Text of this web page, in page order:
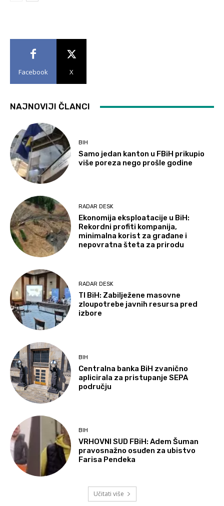
Facebook X
NAJNOVIJI ČLANCI
BIH
Samo jedan kanton u FBiH prikupio
više poreza nego prošle godine
RADAR DESK
Ekonomija eksploatacije u BiH:
Rekordni profiti kompanija,
minimalna korist za građane i
nepovratna šteta za prirodu
RADAR DESK
TI BiH: Zabilježene masovne
zloupotrebe javnih resursa pred
izbore
BIH
Centralna banka BiH zvanično
aplicirala za pristupanje SEPA
području
BIH
VRHOVNI SUD FBiH: Adem Šuman
pravosnažno osuđen za ubistvo
Farisa Pendeka
Učitati više